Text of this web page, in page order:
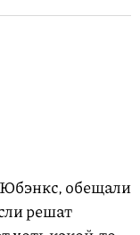
обещали
решат